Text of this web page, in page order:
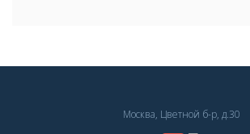
Москва, Цветной б-р, д.30